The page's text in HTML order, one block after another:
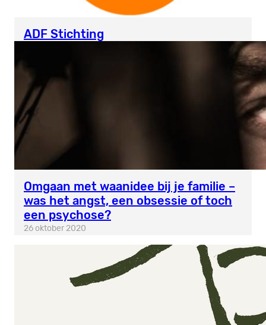
ADF Stichting
Omgaan met waanidee bij je familie –
was het angst, een obsessie of toch
een psychose?
26 oktober 2020